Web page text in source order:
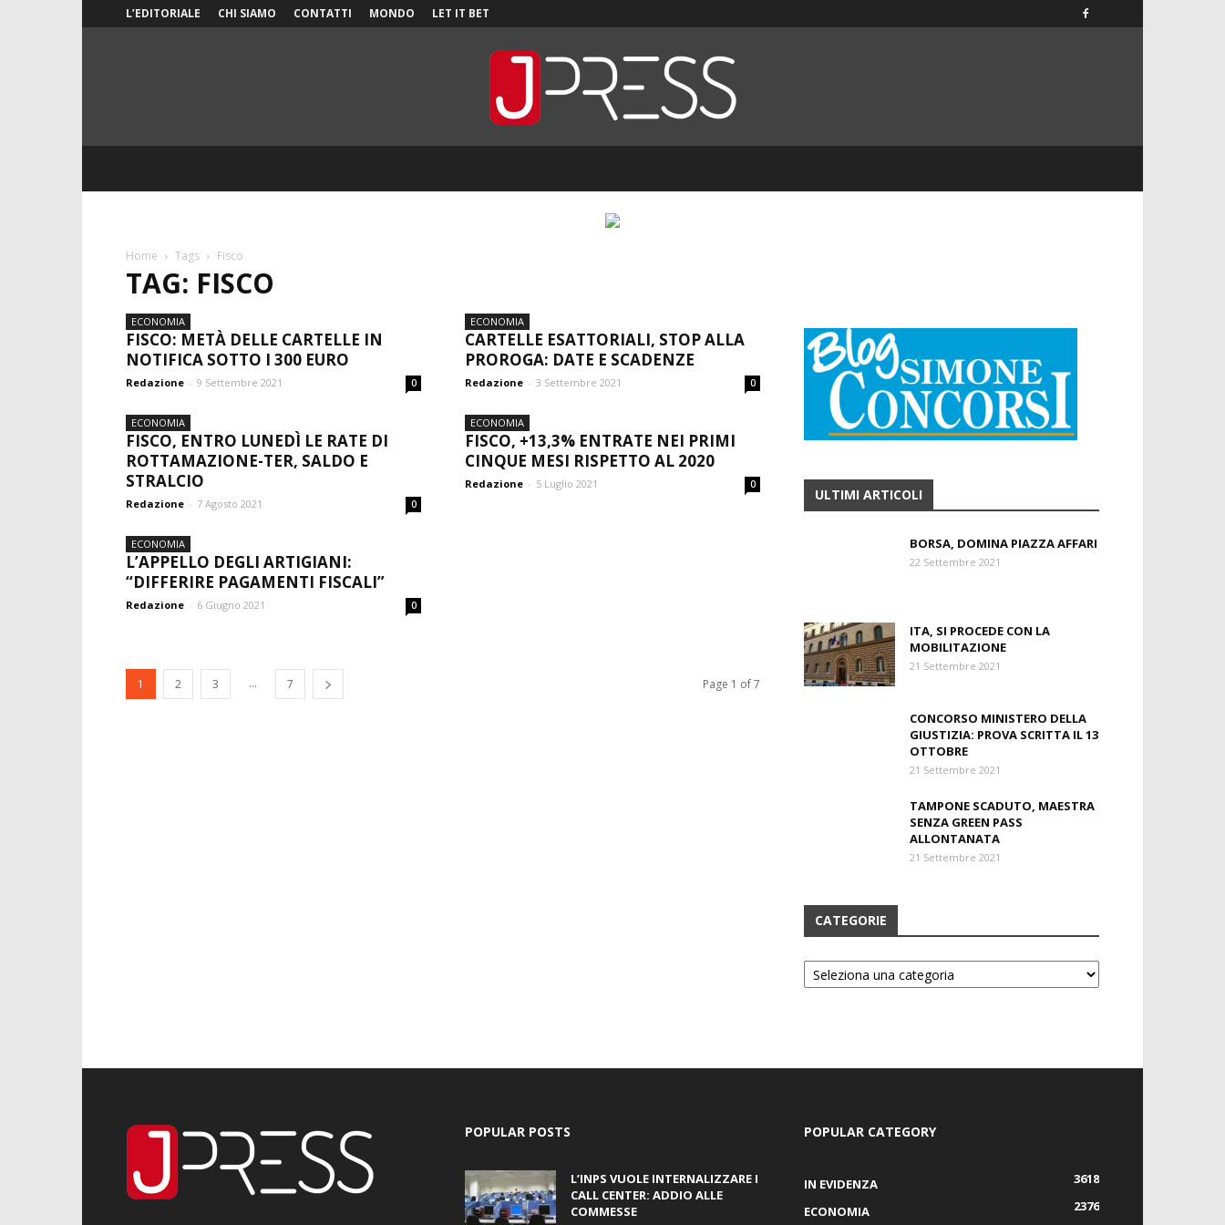
L’EDITORIALE CHI SIAMO CONTATTI MONDO LET IT BET
Home Tags Fisco
TAG: FISCO
ECONOMIA
FISCO: METÀ DELLE CARTELLE IN
NOTIFICA SOTTO I 300 EURO
Redazione - 9 Settembre 2021 0
ECONOMIA
CARTELLE ESATTORIALI, STOP ALLA
PROROGA: DATE E SCADENZE
Redazione - 3 Settembre 2021 0
ECONOMIA
FISCO, ENTRO LUNEDÌ LE RATE DI
ROTTAMAZIONE-TER, SALDO E
STRALCIO
Redazione - 7 Agosto 2021 0
ECONOMIA
FISCO, +13,3% ENTRATE NEI PRIMI
CINQUE MESI RISPETTO AL 2020
Redazione - 5 Luglio 2021 0
ECONOMIA
L’APPELLO DEGLI ARTIGIANI:
“DIFFERIRE PAGAMENTI FISCALI”
Redazione - 6 Giugno 2021 0
1 2 3 ... 7 Page 1 of 7
ULTIMI ARTICOLI
BORSA, DOMINA PIAZZA AFFARI
22 Settembre 2021
ITA, SI PROCEDE CON LA
MOBILITAZIONE
21 Settembre 2021
CONCORSO MINISTERO DELLA
GIUSTIZIA: PROVA SCRITTA IL 13
OTTOBRE
21 Settembre 2021
TAMPONE SCADUTO, MAESTRA
SENZA GREEN PASS
ALLONTANATA
21 Settembre 2021
CATEGORIE
Categorie
POPULAR POSTS
L’INPS VUOLE INTERNALIZZARE I
CALL CENTER: ADDIO ALLE
COMMESSE
POPULAR CATEGORY
IN EVIDENZA
3618
ECONOMIA
2376